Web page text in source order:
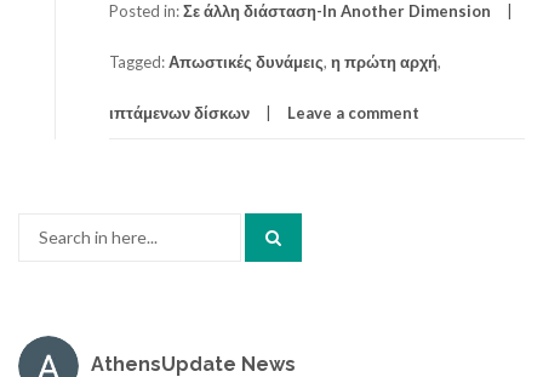
Posted in:Σε άλλη διάσταση-In Another Dimension
Tagged:Απωστικές δυνάμεις, η πρώτη αρχή,
ιπτάμενων δίσκων Leave a comment
AthensUpdate News